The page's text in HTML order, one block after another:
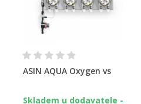
ASIN AQUA Oxygen vs
Skladem u dodavatele -